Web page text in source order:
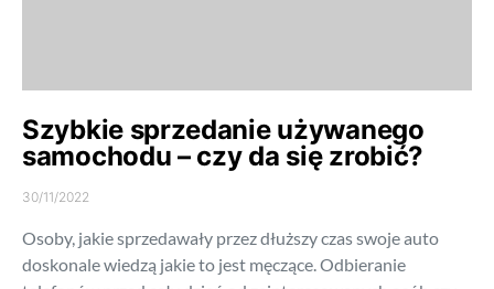
Szybkie sprzedanie używanego
samochodu – czy da się zrobić?
30/11/2022
Osoby, jakie sprzedawały przez dłuższy czas swoje auto
doskonale wiedzą jakie to jest męczące. Odbieranie